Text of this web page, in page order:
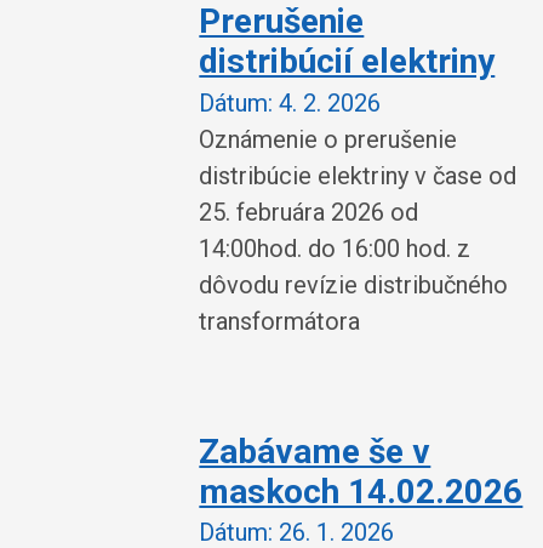
Prerušenie
distribúcií elektriny
Dátum: 4. 2. 2026
Oznámenie o prerušenie
distribúcie elektriny v čase od
25. februára 2026 od
14:00hod. do 16:00 hod. z
dôvodu revízie distribučného
transformátora
Zabávame še v
maskoch 14.02.2026
Dátum: 26. 1. 2026